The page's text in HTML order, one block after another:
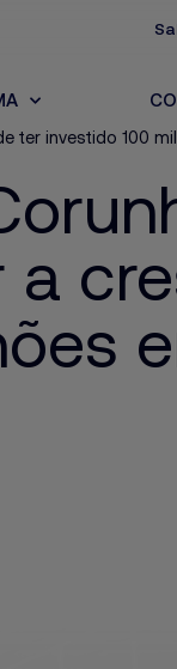
ter investido 100